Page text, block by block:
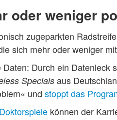
oder weniger
zugeparkten
sich mehr oder weniger
Durch ein Datenleck
Specials aus
und stoppt das
Doktorspiele können der